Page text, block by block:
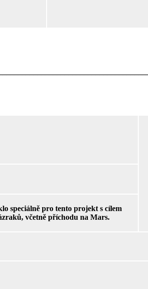
speciálně pro tento projekt s cílem
včetně příchodu na Mars.